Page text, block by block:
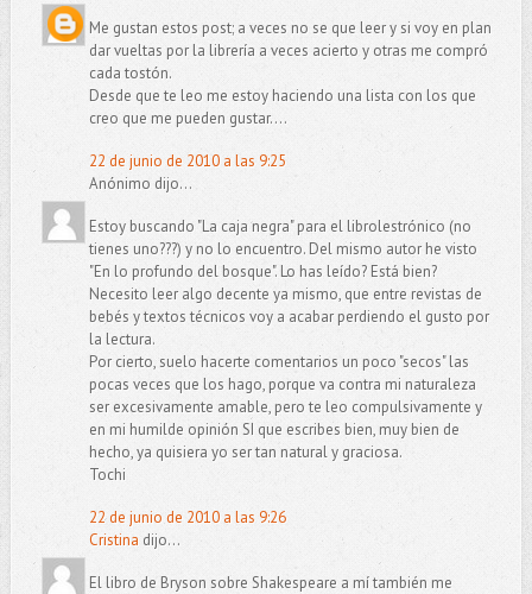
Me gustan estos post; a veces no se que leer y si voy en plan
dar vueltas por la librería a veces acierto y otras me compró
cada tostón.
Desde que te leo me estoy haciendo una lista con los que
creo que me pueden gustar....
22 de junio de 2010 a las 9:25
Anónimo dijo...
Estoy buscando "La caja negra" para el librolestrónico (no
tienes uno???) y no lo encuentro. Del mismo autor he visto
"En lo profundo del bosque". Lo has leído? Está bien?
Necesito leer algo decente ya mismo, que entre revistas de
bebés y textos técnicos voy a acabar perdiendo el gusto por
la lectura.
Por cierto, suelo hacerte comentarios un poco "secos" las
pocas veces que los hago, porque va contra mi naturaleza
ser excesivamente amable, pero te leo compulsivamente y
en mi humilde opinión SI que escribes bien, muy bien de
hecho, ya quisiera yo ser tan natural y graciosa.
Tochi
22 de junio de 2010 a las 9:26
Cristina dijo...
El libro de Bryson sobre Shakespeare a mí también me